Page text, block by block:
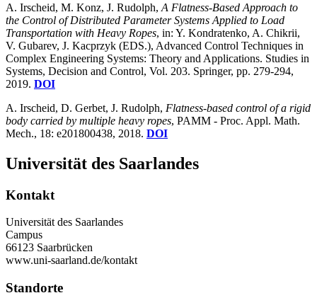
A. Irscheid, M. Konz, J. Rudolph, A Flatness-Based Approach to
the Control of Distributed Parameter Systems Applied to Load
Transportation with Heavy Ropes, in: Y. Kondratenko, A. Chikrii,
V. Gubarev, J. Kacprzyk (EDS.), Advanced Control Techniques in
Complex Engineering Systems: Theory and Applications. Studies in
Systems, Decision and Control, Vol. 203. Springer, pp. 279-294,
2019. DOI
A. Irscheid, D. Gerbet, J. Rudolph, Flatness‐based control of a rigid
body carried by multiple heavy ropes, PAMM - Proc. Appl. Math.
Mech., 18: e201800438, 2018. DOI
Universität des Saarlandes
Kontakt
Universität des Saarlandes
Campus
66123 Saarbrücken
www.uni-saarland.de/kontakt
Standorte